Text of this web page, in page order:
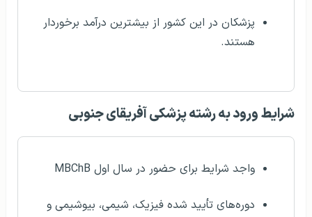
پزشکان در این کشور از بیشترین درآمد برخوردار
هستند.
شرایط ورود به رشته پزشکی آفریقای جنوبی
واجد شرایط برای حضور در سال اول MBChB
دوره‌های تأیید شده فیزیک، شیمی، بیوشیمی و